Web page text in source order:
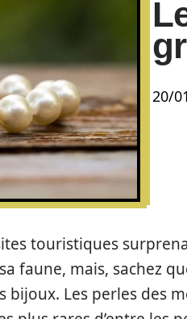
20/
touristiques
faune, mais, sachez
Les perles des